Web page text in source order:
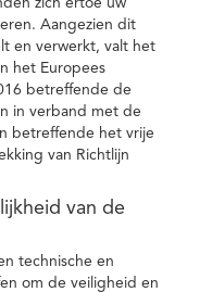
zich ertoe uw
Aangezien dit
en verwerkt, valt het
het Europees
betreffende de
in verband met de
betreffende het vrije
van Richtlijn
van de
technische en
om de veiligheid en